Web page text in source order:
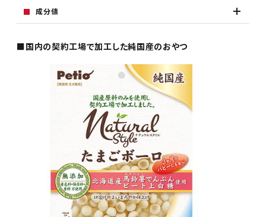
成分値
■国内の契約工場で加工した純国産のおやつ